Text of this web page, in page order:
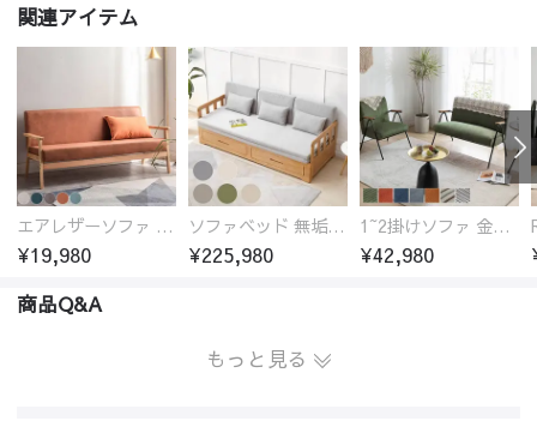
関連アイテム
エアレザーソファ おしゃれ 無地 1人用 二人掛け 3人掛け
¥19,980
ソファベッド 無垢材フレーム
¥225,980
1~2掛けソファ 金属フレーム 高反発ウレタン
¥42,980
商品Q&A
もっと見る